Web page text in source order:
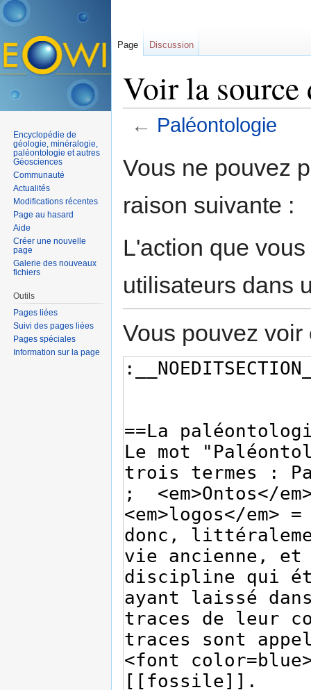
Voir la source
← Paléontologie
Vous ne pouvez
raison suivante :
L'action que
utilisateurs dans
Vous pouvez
Page Discussion
Encyclopédie de
géologie, minéralogie,
paléontologie et autres
Géosciences
Communauté
Actualités
Modifications récentes
Page au hasard
Aide
Créer une nouvelle
page
Galerie des nouveaux
fichiers
Outils
Pages liées
Suivi des pages liées
Pages spéciales
Information sur la page